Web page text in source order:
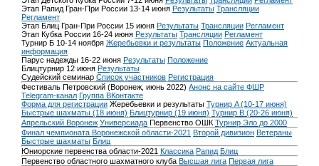
Этап Рапид Гран-При России 13-14 июня Результаты Трансляции
Регламент
Этап Блиц Гран-При России 15 июня Результаты Трансляции Регламент
Этап Кубка России 16-24 июня Результаты Трансляции Регламент
Турнир Б 10-14 ноября Жеребьевки и результаты Положение Актуальная
информация
Парус надежды 16-22 июня Результаты Положение
Блицтурнир 12 июня Результаты
Судейский семинар Список участников Регистрация
Фестиваль Петровский (Воронеж, июнь 2022) Анонс на сайте ФШР
Telegram-канал Группа ВКонтакте
Форма для регистрации Жеребьевки и результаты Турнир A (10-17 июня)
Быстрые шахматы (18 июня) Блицтурнир (19 июня) Турнир B (20-26 июня)
Апрельский Воронеж Универсиада Первенство ОШК Турнир Эло до 2000
Финал чемпионата Воронежской области-2021 Второй дивизион Ветераны
Быстрые шахматы Блиц
Юниорские первенства области-2021 Классика Рапид Блиц
Первенство областного шахматного клуба Высшая лига Первая лига